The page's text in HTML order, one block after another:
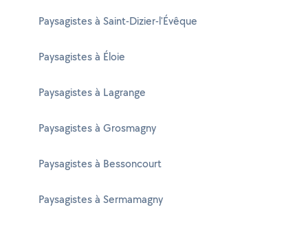
Paysagistes à Saint-Dizier-l'Évêque
Paysagistes à Éloie
Paysagistes à Lagrange
Paysagistes à Grosmagny
Paysagistes à Bessoncourt
Paysagistes à Sermamagny